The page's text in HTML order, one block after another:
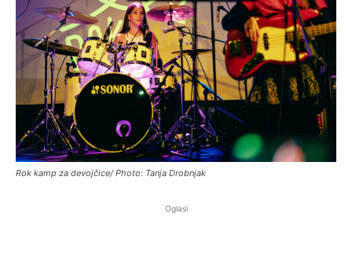
Rok kamp za devojčice/ Photo: Tanja Drobnjak
Oglasi